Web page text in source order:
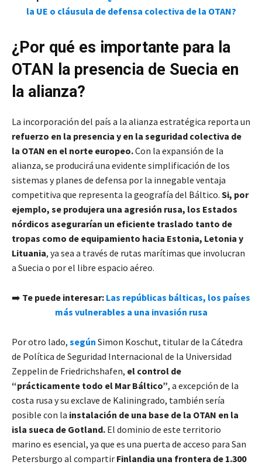
la UE o cláusula de defensa colectiva de la OTAN?
¿Por qué es importante para la
OTAN la presencia de Suecia en
la alianza?
La incorporación del país a la alianza estratégica reporta un
refuerzo en la presencia y en la seguridad colectiva de
la OTAN en el norte europeo.Con la expansión de la
alianza, se producirá una evidente simplificación de los
sistemas y planes de defensa por la innegable ventaja
competitiva que representa la geografía del Báltico. Si, por
ejemplo, se produjera una agresión rusa, los Estados
nórdicos asegurarían un eficiente traslado tanto de
tropas como de equipamiento hacia Estonia, Letonia y
Lituania, ya sea a través de rutas marítimas que involucran
a Suecia o por el libre espacio aéreo.
➡️ Te puede interesar: Las repúblicas bálticas, los países
más vulnerables a una invasión rusa
Por otro lado, según Simon Koschut, titular de la Cátedra
de Política de Seguridad Internacional de la Universidad
Zeppelin de Friedrichshafen, el control de
“prácticamente todo el Mar Báltico”, a excepción de la
costa rusa y su exclave de Kaliningrado, también sería
posible con la instalación de una base de la OTAN en la
isla sueca de Gotland. El dominio de este territorio
marino es esencial, ya que es una puerta de acceso para San
Petersburgo al compartir Finlandia una frontera de 1.300